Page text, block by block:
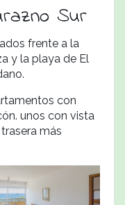
Sur
frente a la
y la playa de El
con
unos con vista
más